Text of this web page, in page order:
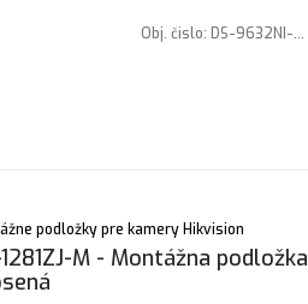
Obj. čislo: DS-9632NI-M8(STD)
podložky pre kamery Hikvision
M - Montážna podložka